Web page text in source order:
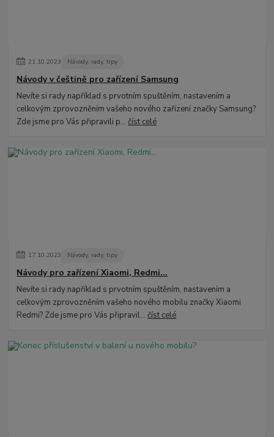
21.10.2023 Návody, rady, tipy
Návody v češtině pro zařízení Samsung
Nevíte si rady například s prvotním spuštěním, nastavením a
celkovým zprovozněním vašeho nového zařízení značky Samsung?
Zde jsme pro Vás připravili p...číst celé
17.10.2023 Návody, rady, tipy
Návody pro zařízení Xiaomi, Redmi...
Nevíte si rady například s prvotním spuštěním, nastavením a
celkovým zprovozněním vašeho nového mobilu značky Xiaomi
Redmi? Zde jsme pro Vás připravil...číst celé